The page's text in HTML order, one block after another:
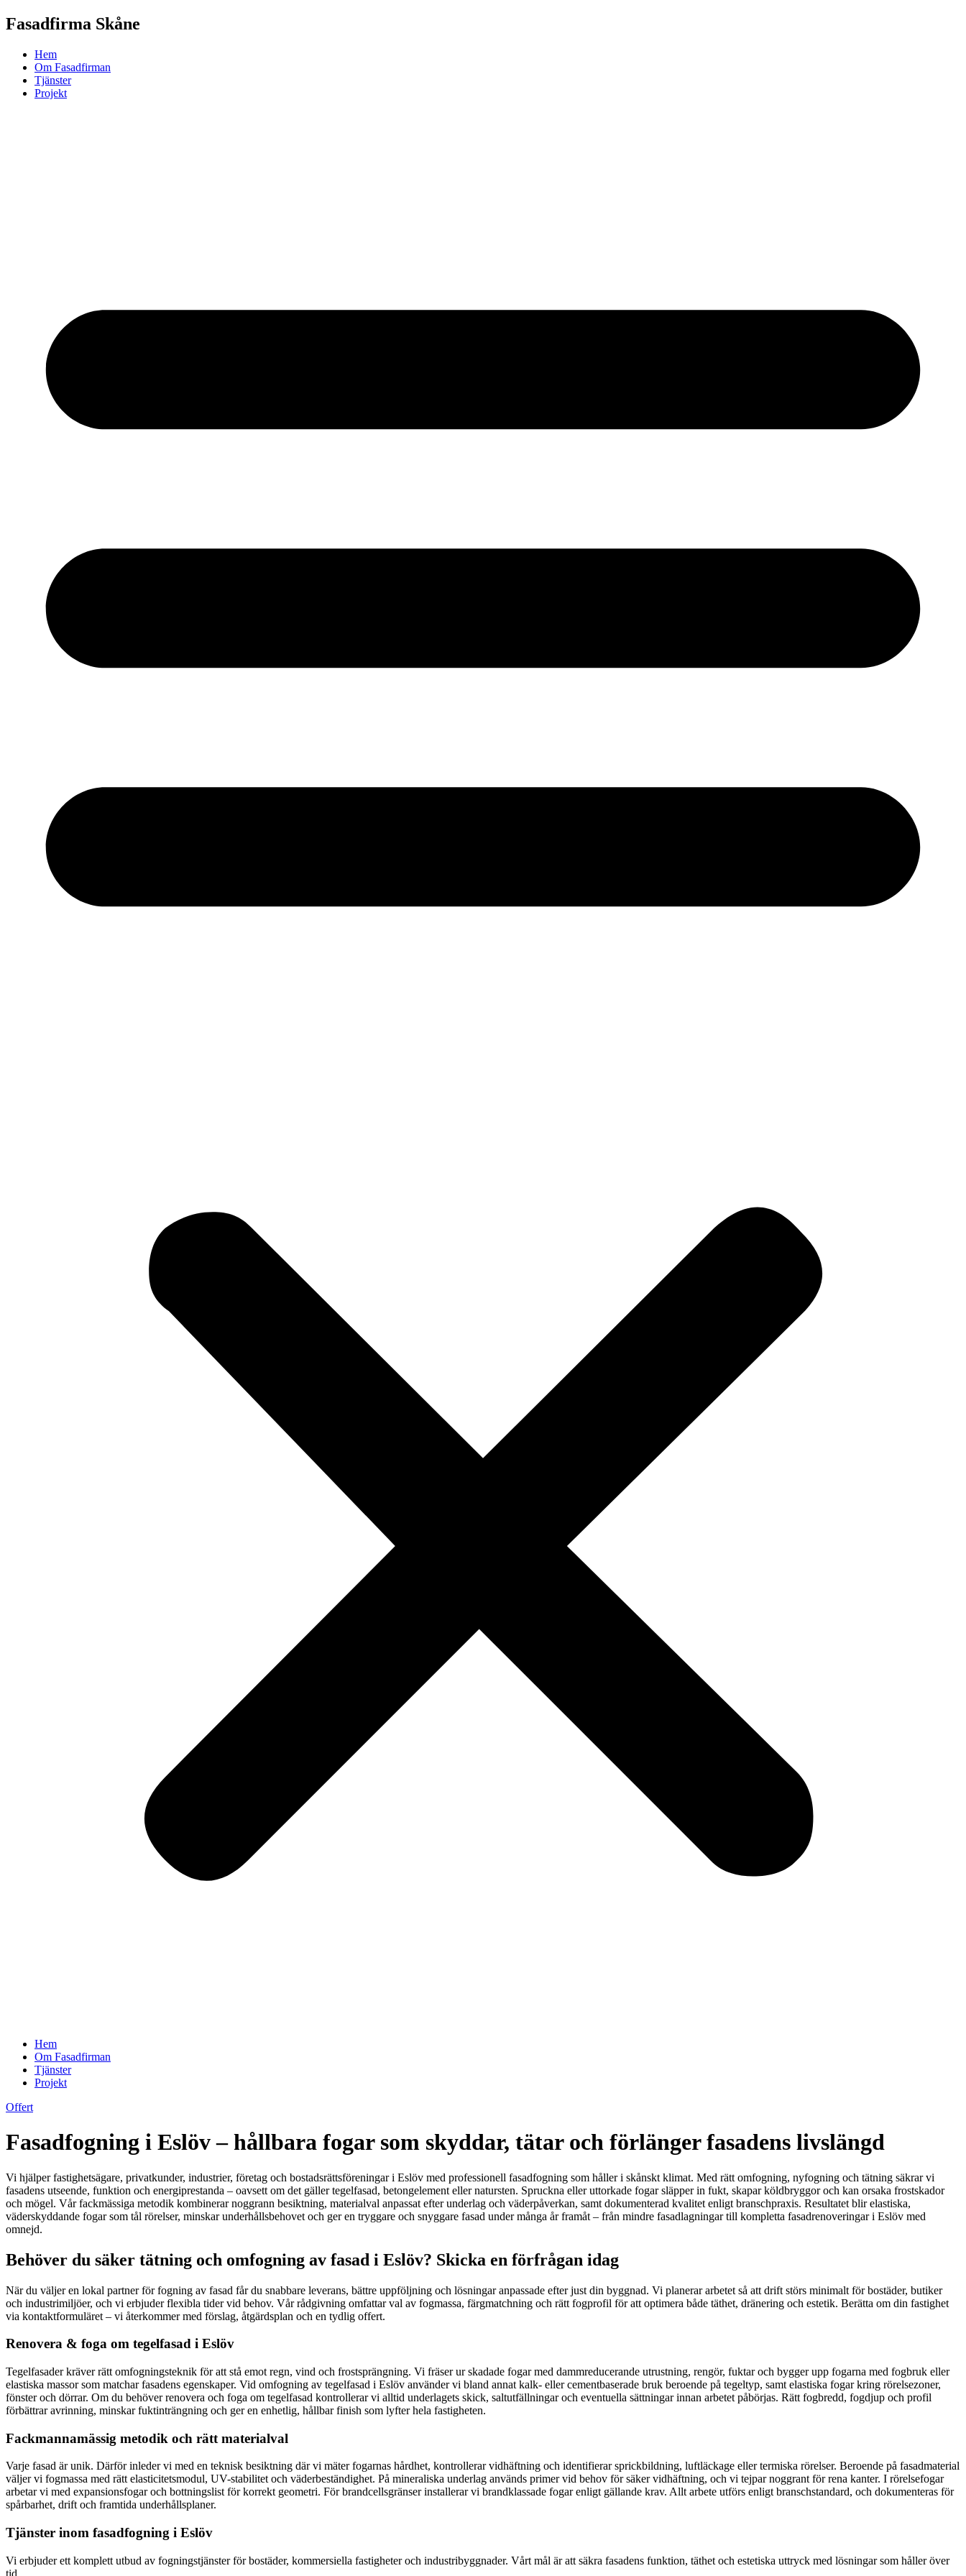
Skip
to
Fasadfirma Skåne
Hem
Om Fasadfirman
Tjänster
Projekt
Hem
Om Fasadfirman
Tjänster
Projekt
Offert
Fasadfogning i Eslöv – hållbara fogar som skyddar, tätar och förlänger fasadens livslängd
Vi hjälper fastighetsägare, privatkunder, industrier, företag och bostadsrättsföreningar i Eslöv med professionell fasadfogning som håller i skånskt klimat. Med rätt omfogning, nyfogning och tätning säkrar vi
fasadens utseende, funktion och energiprestanda – oavsett om det gäller tegelfasad, betongelement eller natursten. Spruckna eller uttorkade fogar släpper in fukt, skapar köldbryggor och kan orsaka frostskador
och mögel. Vår fackmässiga metodik kombinerar noggrann besiktning, materialval anpassat efter underlag och väderpåverkan, samt dokumenterad kvalitet enligt branschpraxis. Resultatet blir elastiska,
väderskyddande fogar som tål rörelser, minskar underhållsbehovet och ger en tryggare och snyggare fasad under många år framåt – från mindre fasadlagningar till kompletta fasadrenoveringar i Eslöv med
omnejd.
Behöver du säker tätning och omfogning av fasad i Eslöv? Skicka en förfrågan idag
När du väljer en lokal partner för fogning av fasad får du snabbare leverans, bättre uppföljning och lösningar anpassade efter just din byggnad. Vi planerar arbetet så att drift störs minimalt för bostäder, butiker
och industrimiljöer, och vi erbjuder flexibla tider vid behov. Vår rådgivning omfattar val av fogmassa, färgmatchning och rätt fogprofil för att optimera både täthet, dränering och estetik. Berätta om din fastighet
via kontaktformuläret – vi återkommer med förslag, åtgärdsplan och en tydlig offert.
Renovera & foga om tegelfasad i Eslöv
Tegelfasader kräver rätt omfogningsteknik för att stå emot regn, vind och frostsprängning. Vi fräser ur skadade fogar med dammreducerande utrustning, rengör, fuktar och bygger upp fogarna med fogbruk eller
elastiska massor som matchar fasadens egenskaper. Vid omfogning av tegelfasad i Eslöv använder vi bland annat kalk- eller cementbaserade bruk beroende på tegeltyp, samt elastiska fogar kring rörelsezoner,
fönster och dörrar. Om du behöver renovera och foga om tegelfasad kontrollerar vi alltid underlagets skick, saltutfällningar och eventuella sättningar innan arbetet påbörjas. Rätt fogbredd, fogdjup och profil
förbättrar avrinning, minskar fuktinträngning och ger en enhetlig, hållbar finish som lyfter hela fastigheten.
Fackmannamässig metodik och rätt materialval
Varje fasad är unik. Därför inleder vi med en teknisk besiktning där vi mäter fogarnas hårdhet, kontrollerar vidhäftning och identifierar sprickbildning, luftläckage eller termiska rörelser. Beroende på fasadmaterial
väljer vi fogmassa med rätt elasticitetsmodul, UV-stabilitet och väderbeständighet. På mineraliska underlag används primer vid behov för säker vidhäftning, och vi tejpar noggrant för rena kanter. I rörelsefogar
arbetar vi med expansionsfogar och bottningslist för korrekt geometri. För brandcellsgränser installerar vi brandklassade fogar enligt gällande krav. Allt arbete utförs enligt branschstandard, och dokumenteras för
spårbarhet, drift och framtida underhållsplaner.
Tjänster inom fasadfogning i Eslöv
Vi erbjuder ett komplett utbud av fogningstjänster för bostäder, kommersiella fastigheter och industribyggnader. Vårt mål är att säkra fasadens funktion, täthet och estetiska uttryck med lösningar som håller över
tid.